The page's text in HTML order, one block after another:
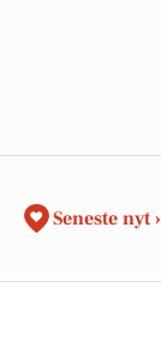
Seneste nyt ›